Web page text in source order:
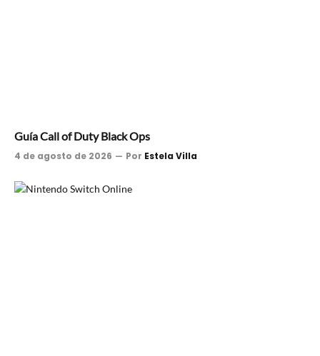
Guía Call of Duty Black Ops
4 de agosto de 2026 Por Estela Villa